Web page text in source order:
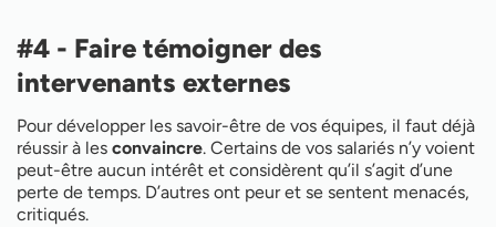
#4 - Faire témoigner des
intervenants externes
Pour développer les savoir-être de vos équipes, il faut déjà
réussir à les convaincre. Certains de vos salariés n’y voient
peut-être aucun intérêt et considèrent qu’il s’agit d’une
perte de temps. D’autres ont peur et se sentent menacés,
critiqués.